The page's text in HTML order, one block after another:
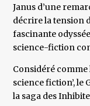
Janus d’une
décrire la tension
fascinante
science-fiction
Considéré comme
science fiction’, le
la saga des